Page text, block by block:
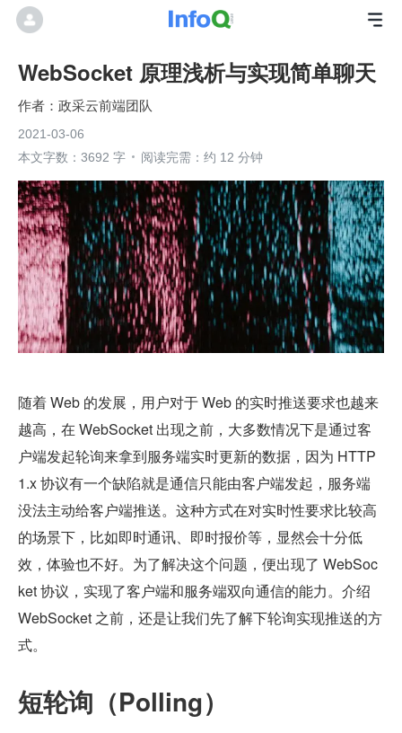
WebSocket 原理浅析与实现简单聊天
政采云前端团队
2021-03-06
本文字数：3692 字
阅读完需：约 12 分钟
随着 Web 的发展，用户对于 Web 的实时推送要求也越来
越高，在 WebSocket 出现之前，大多数情况下是通过客
户端发起轮询来拿到服务端实时更新的数据，因为 HTTP
1.x 协议有一个缺陷就是通信只能由客户端发起，服务端
没法主动给客户端推送。这种方式在对实时性要求比较高
的场景下，比如即时通讯、即时报价等，显然会十分低
效，体验也不好。为了解决这个问题，便出现了 WebSoc
ket 协议，实现了客户端和服务端双向通信的能力。介绍
WebSocket 之前，还是让我们先了解下轮询实现推送的方
式。
短轮询（Polling）